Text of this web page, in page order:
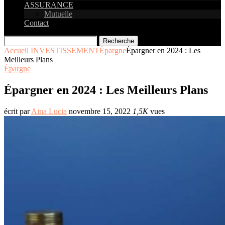
ASSURANCE
Mutuelle
Contact
Recherche
Accueil INVESTISSEMENTÉpargneÉpargner en 2024 : Les
Meilleurs Plans
Épargne
Épargner en 2024 : Les Meilleurs Plans
écrit parAina Lucia novembre 15, 2022 1,5Kvues